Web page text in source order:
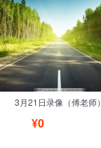
3月21日录像（傅老师）
¥0